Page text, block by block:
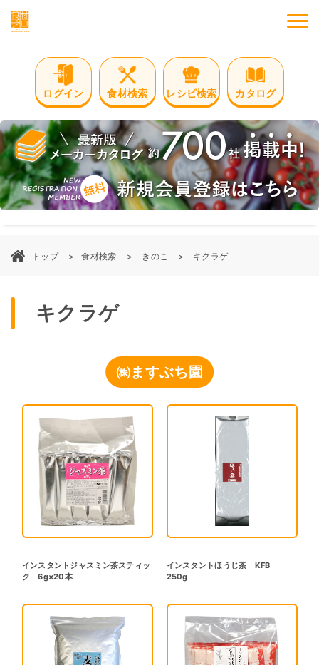
ログイン 食材検索 レシピ検索 カタログ
トップ 食材検索 きのこ キクラゲ
キクラゲ
㈱ますぶち園
インスタントジャスミン茶スティッ
ク 6g×20本
インスタントほうじ茶 KFB
250g